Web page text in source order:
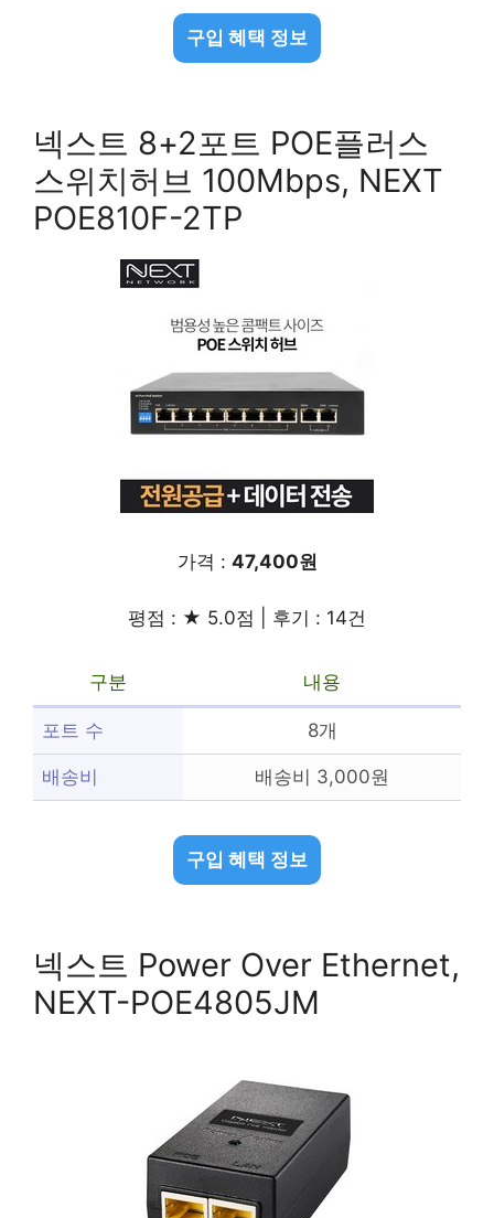
구입 혜택 정보
넥스트 8+2포트 POE플러스
스위치허브 100Mbps, NEXT
POE810F-2TP
가격 : 47,400원
평점 : ★ 5.0점 | 후기 : 14건
구분 내용
포트 수 8개
배송비 배송비 3,000원
구입 혜택 정보
넥스트 Power Over Ethernet,
NEXT-POE4805JM